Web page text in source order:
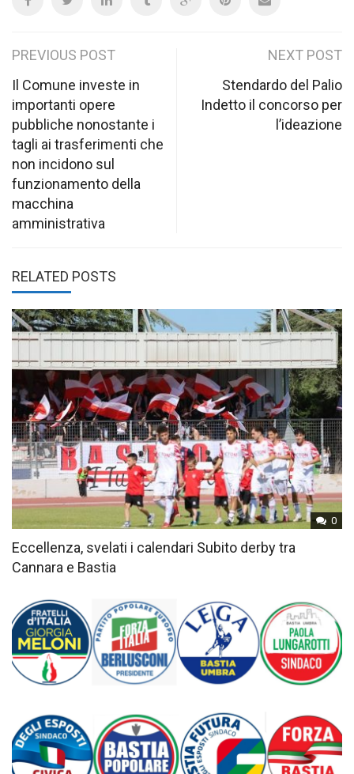
Post
navigation
PREVIOUS POST
Il Comune investe in
importanti opere
pubbliche nonostante i
tagli ai trasferimenti che
non incidono sul
funzionamento della
macchina
amministrativa
NEXT POST
Stendardo del Palio
Indetto il concorso per
l’ideazione
RELATED POSTS
0
Eccellenza, svelati i calendari Subito derby tra
Cannara e Bastia